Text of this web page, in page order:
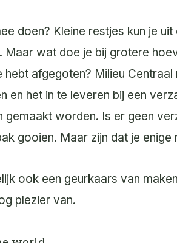
doen? Kleine restjes kun je
Maar wat doe je bij grotere
afgegoten? Milieu
en het in te leveren bij een
gemaakt worden. Is er geen
gooien. Maar zijn dat je enige
ook een geurkaars van
plezier van.